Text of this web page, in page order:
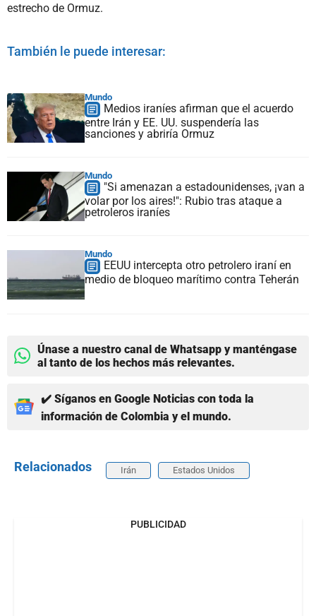
estrecho de Ormuz.
También le puede interesar:
Mundo
Medios iraníes afirman que el acuerdo
entre Irán y EE. UU. suspendería las
sanciones y abriría Ormuz
Mundo
"Si amenazan a estadounidenses, ¡van a
volar por los aires!": Rubio tras ataque a
petroleros iraníes
Mundo
EEUU intercepta otro petrolero iraní en
medio de bloqueo marítimo contra Teherán
Únase a nuestro canal de Whatsapp y manténgase
al tanto de los hechos más relevantes.
✔️ Síganos en Google Noticias con toda la
información de Colombia y el mundo.
Relacionados Irán Estados Unidos
PUBLICIDAD